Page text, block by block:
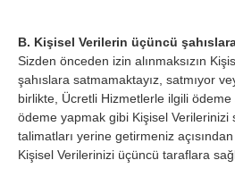
B. Kişisel Verilerin üçüncü
Sizden önceden izin alınmaksızın
şahıslara satmamaktayız, satmıyor
birlikte, Ücretli Hizmetlerle ilgili ödeme
ödeme yapmak gibi Kişisel Verilerinizi
talimatları yerine getirmeniz
Kişisel Verilerinizi üçüncü taraflara